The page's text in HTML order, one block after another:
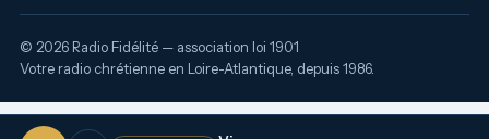
© 2026 Radio Fidélité — association loi 1901
Votre radio chrétienne en Loire-Atlantique, depuis 1986.